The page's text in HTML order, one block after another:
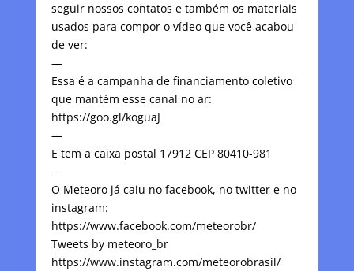
seguir nossos contatos e também os materiais
usados para compor o vídeo que você acabou
de ver:
—
Essa é a campanha de financiamento coletivo
que mantém esse canal no ar:
https://goo.gl/koguaJ
—
E tem a caixa postal 17912 CEP 80410-981
—
O Meteoro já caiu no facebook, no twitter e no
instagram:
https://www.facebook.com/meteorobr/
Tweets by meteoro_br
https://www.instagram.com/meteorobrasil/